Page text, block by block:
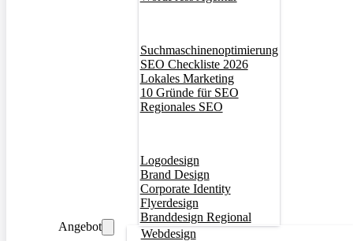
Suchmaschinenoptimierung
SEO Checkliste 2026
Lokales Marketing
10 Gründe für SEO
Regionales SEO
Logodesign
Brand Design
Corporate Identity
Flyerdesign
Branddesign Regional
Angebot
Webdesign